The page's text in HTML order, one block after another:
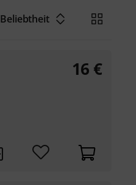
Beliebtheit
16 €